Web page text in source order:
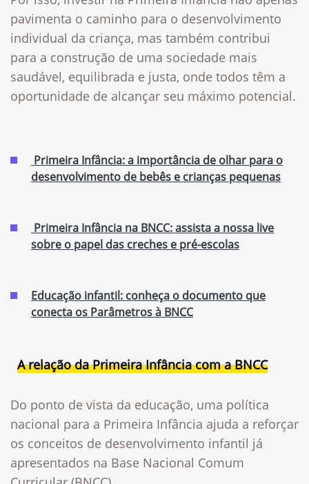
pavimenta o caminho para o desenvolvimento
individual da criança, mas também contribui
para a construção de uma sociedade mais
saudável, equilibrada e justa, onde todos têm a
oportunidade de alcançar seu máximo potencial.
Primeira Infância: a importância de olhar para o
desenvolvimento de bebês e crianças pequenas
Primeira Infância na BNCC: assista a nossa live
sobre o papel das creches e pré-escolas
Educação infantil: conheça o documento que
conecta os Parâmetros à BNCC
A relação da Primeira Infância com a BNCC
Do ponto de vista da educação, uma política
nacional para a Primeira Infância ajuda a reforçar
os conceitos de desenvolvimento infantil já
apresentados na Base Nacional Comum